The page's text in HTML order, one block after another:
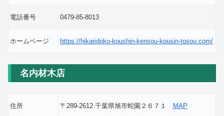
電話番号 0479-85-8013
ホームページ https://hikaridoko-koushin-kensou-kousin-tosou.com/
名内材木店
住所 〒289-2612 千葉県旭市蛇園２６７１ MAP